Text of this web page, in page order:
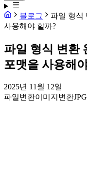
블로그
파일 형식
사용해야 할까?
파일 형식 변환
포맷을 사용해
2025년 11월 12일
파일변환이미지변환